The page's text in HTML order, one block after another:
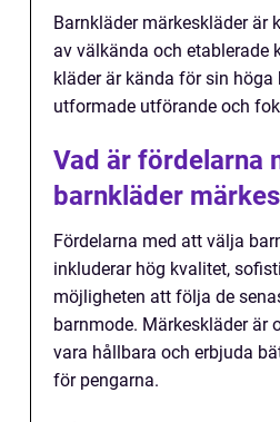
Barnkläder märkeskläder är
av välkända och etablerade
kläder är kända för sin
utformade utförande och
Vad är fördelarna
barnkläder
Fördelarna med att välja
inkluderar hög kvalitet,
möjligheten att följa de
barnmode. Märkeskläder är
vara hållbara och erbjuda
för pengarna.